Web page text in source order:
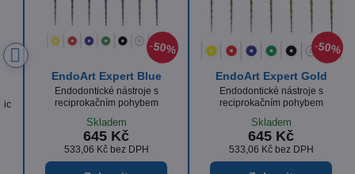
Itena Dentoclic
předvrtávače
Předvrtávače pro čepy Dentoclic
Skladem
382 Kč
315,70 Kč bez DPH
50%
EndoArt Expert Blue
Endodontické nástroje s
reciprokačním pohybem
Skladem
645 Kč
533,06 Kč bez DPH